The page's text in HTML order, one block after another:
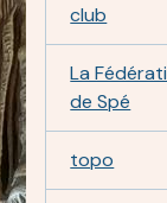
club
La
de Spé
topo